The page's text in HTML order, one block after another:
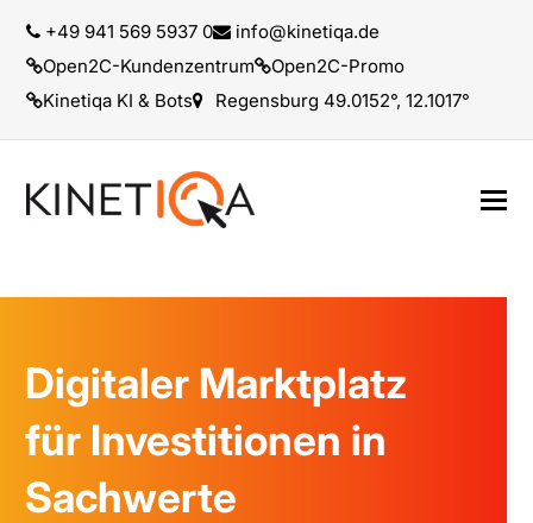
+49 941 569 5937 0
info@kinetiqa.de
Open2C-Kundenzentrum
Open2C-Promo
Kinetiqa KI & Bots
Regensburg 49.0152°, 12.1017°
Digitaler Marktplatz
für Investitionen in
Sachwerte